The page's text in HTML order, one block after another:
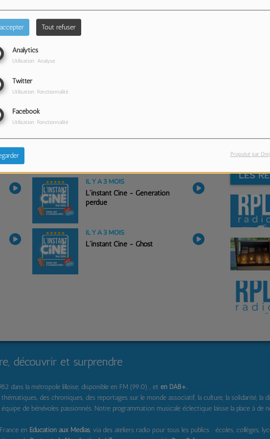
Tout refuser
Analytics
Utilisation: Analyse
Twitter
Utilisation: Fonctionnalité
Facebook
Utilisation: Fonctionnalité
Propulsé par
IL Y A 3 MOIS
L'instant Ciné - Génération
perdue
IL Y A 3 MOIS
L'instant Ciné - Ghost
LES
découvrir et surprendre
dans la métropole lilloise, disponible en FM (99.0) , et en DAB+.
des chroniques, des reportages sur le monde associatif, la culture, la solidarité, la
de bénévoles passionnés. Notre programmation musicale éclectique laisse la place à de
en Education aux Médias, via des ateliers radio pour tous les publics : écoles, collèges,